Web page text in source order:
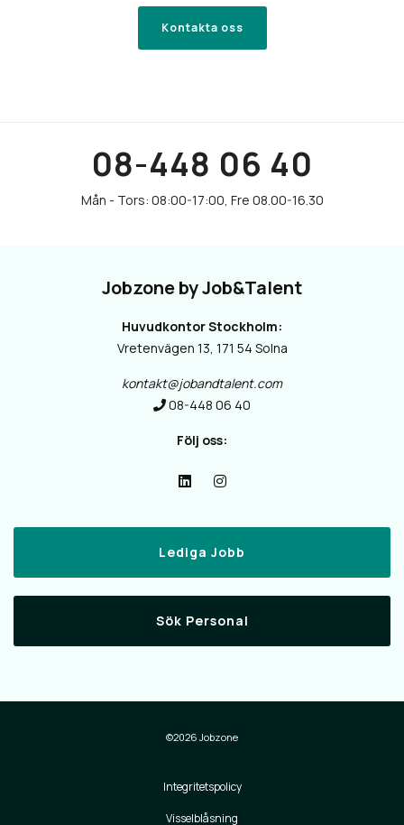
Kontakta oss
08-448 06 40
Jobzone by Job&Talent
Huvudkontor Stockholm:
Vretenvägen 13, 171 54 Solna
kontakt@jobandtalent.com
08-448 06 40
Följ oss:
Lediga Jobb
Sök Personal
©2026 Jobzone
Integritetspolicy
Visselblåsning